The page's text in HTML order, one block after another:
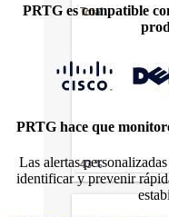
PRTG es compatible
PRTG hace que
Las alertas
identificar y prevenir